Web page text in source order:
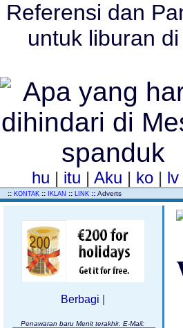
Referensi dan
untuk liburan
hu | itu | Aku | ko | lv
:: KONTAK :: IKLAN :: LINK :: Adverts
Berbagi
Penawaran baru Menit terakhir. E-Mail: